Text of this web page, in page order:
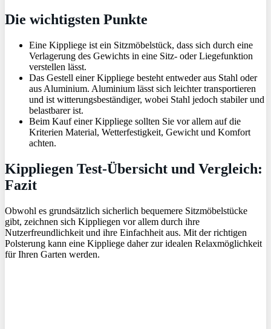
Die wichtigsten Punkte
Eine Kippliege ist ein Sitzmöbelstück, dass sich durch eine
Verlagerung des Gewichts in eine Sitz- oder Liegefunktion
verstellen lässt.
Das Gestell einer Kippliege besteht entweder aus Stahl oder
aus Aluminium. Aluminium lässt sich leichter transportieren
und ist witterungsbeständiger, wobei Stahl jedoch stabiler und
belastbarer ist.
Beim Kauf einer Kippliege sollten Sie vor allem auf die
Kriterien Material, Wetterfestigkeit, Gewicht und Komfort
achten.
Kippliegen Test-Übersicht und Vergleich:
Fazit
Obwohl es grundsätzlich sicherlich bequemere Sitzmöbelstücke
gibt, zeichnen sich Kippliegen vor allem durch ihre
Nutzerfreundlichkeit und ihre Einfachheit aus. Mit der richtigen
Polsterung kann eine Kippliege daher zur idealen Relaxmöglichkeit
für Ihren Garten werden.